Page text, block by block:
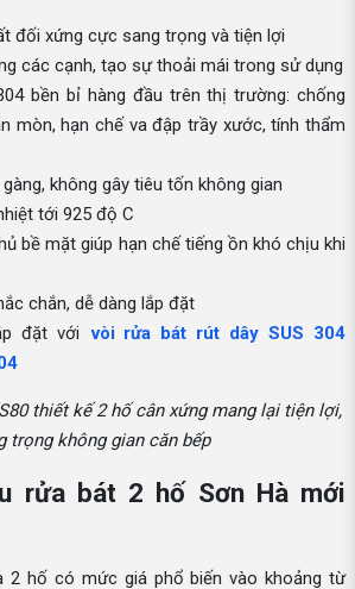
đối xứng cực sang trọng và tiện lợi
các cạnh, tạo sự thoải mái trong sử dụng
bền bỉ hàng đầu trên thị trường: chống
mòn, hạn chế va đập trầy xước, tính thẩm
không gây tiêu tốn không gian
tới 925 độ C
bề mặt giúp hạn chế tiếng ồn khó chịu khi
chắn, dễ dàng lắp đặt
đặt với vòi rửa bát rút dây SUS 304
thiết kế 2 hố cân xứng mang lại tiện lợi,
trọng không gian căn bếp
rửa bát 2 hố Sơn Hà mới
2 hố có mức giá phổ biến vào khoảng từ